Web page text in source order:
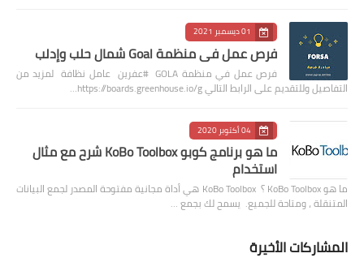
01 ديسمبر 2021
فرص عمل في منظمة Goal شمال حلب وإدلب
فرص عمل في منظمة GOLA #عفرين عامل نظافة لمزيد من
التفاصيل وللتقديم على الرابط التالي https://boards.greenhouse.io/g…
04 أكتوبر 2020
ما هو برنامج كوبو KoBo Toolbox شرح مع مثال
استخدام
ما هو KoBo Toolbox ؟ KoBo Toolbox هي أداة مجانية مفتوحة المصدر لجمع البيانات
المتنقلة ، ومتاحة للجميع. يسمح لك بجمع …
المشاركات الأخيرة